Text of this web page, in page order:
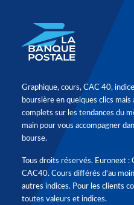
Graphique, cours, CAC 40,
boursière en quelques clics
complets sur les tendances du
main pour vous accompagner
bourse.
Tous droits réservés. Euronext
CAC40. Cours différés d'au
autres indices. Pour les clients
toutes valeurs et indices.